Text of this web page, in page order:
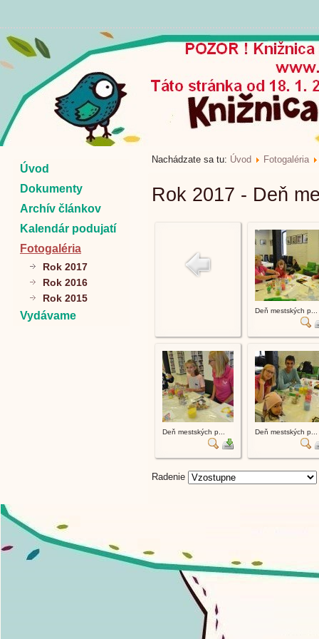
Úvod
Dokumenty
Archív článkov
Kalendár podujatí
Fotogaléria
Rok 2017
Rok 2016
Rok 2015
Vydávame
Nachádzate sa tu: Úvod Fotogaléria
Rok 2017 - Deň
Deň mestských p...
Deň mestských p... Deň mestských p...
Radenie